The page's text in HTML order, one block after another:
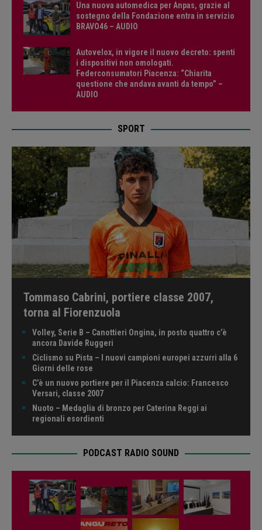
Una nuova automedica per Anpas, grazie al
sostegno della Fondazione entra in servizio
BRAVO46 – AUDIO
Autovelox, in vigore il nuovo decreto: spenti
i dispositivi non omologati.
Federconsumatori Piacenza: “Chiarita
questione che andava avanti da tempo” –
AUDIO
SPORT
Tommaso Cabrini, portiere classe 2007,
torna al Fiorenzuola
Volley, Serie B – Canottieri Ongina, in posto quattro c’è
ancora Davide Ruggeri
Ciclismo su Pista – I nuovi campioni europei azzurri alla 6
Giorni delle rose
C’è un nuovo portiere per il Piacenza calcio: Francesco
Versari, classe 2007
Nuoto – Medaglia di bronzo per Caterina Reggi ai
regionali esordienti
PODCAST RADIO SOUND